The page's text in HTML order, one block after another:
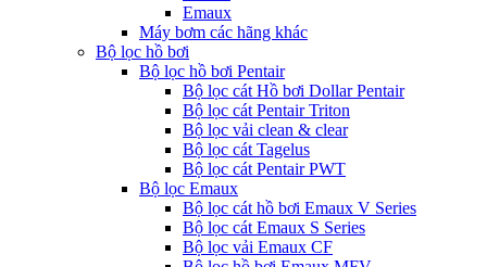
Emaux
Máy bơm các hãng khác
Bộ lọc hồ bơi
Bộ lọc hồ bơi Pentair
Bộ lọc cát Hồ bơi Dollar Pentair
Bộ lọc cát Pentair Triton
Bộ lọc vải clean & clear
Bộ lọc cát Tagelus
Bộ lọc cát Pentair PWT
Bộ lọc Emaux
Bộ lọc cát hồ bơi Emaux V Series
Bộ lọc cát Emaux S Series
Bộ lọc vải Emaux CF